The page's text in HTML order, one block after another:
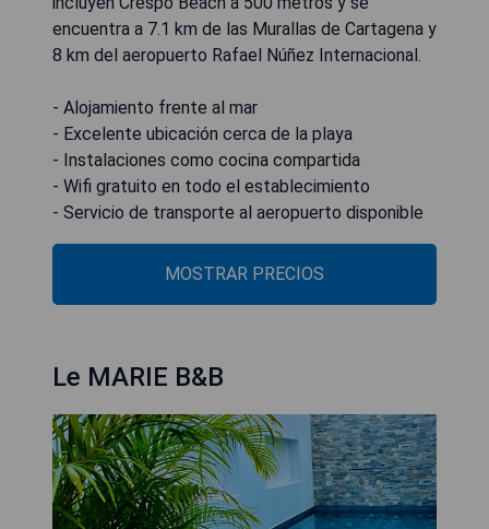
encuentra a 7.1 km de las Murallas de Cartagena y
8 km del aeropuerto Rafael Núñez Internacional.
- Alojamiento frente al mar
- Excelente ubicación cerca de la playa
- Instalaciones como cocina compartida
- Wifi gratuito en todo el establecimiento
- Servicio de transporte al aeropuerto disponible
MOSTRAR PRECIOS
Le MARIE B&B